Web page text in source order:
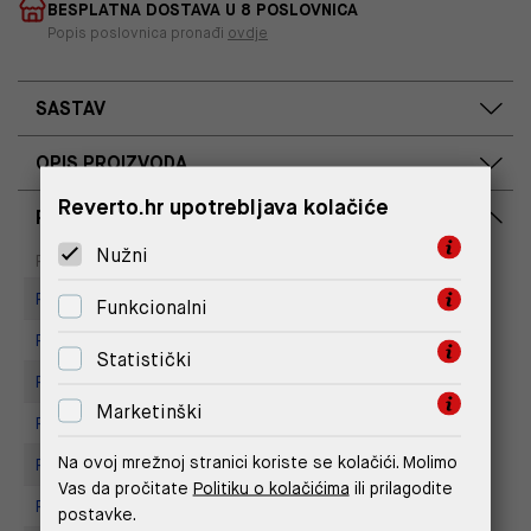
BESPLATNA DOSTAVA U 8 POSLOVNICA
Popis poslovnica pronađi ovdje
SASTAV
OPIS PROIZVODA
RASPOLOŽIVOST PO POSLOVNICAMA
Poslovnica
Na upit
Replay store, Arena centar
Replay Store, City Center One
Replay Store, Mall of Split
Replay Store, Joker Centar
Replay store, Tower Centar
Replay Store, Supernova Zadar
Reverto.hr upotrebljava kolačiće
Nužni
Funkcionalni
Statistički
Marketinški
Na ovoj mrežnoj stranici koriste se kolačići. Molimo
Vas da pročitate Politiku o kolačićima ili prilagodite
postavke.